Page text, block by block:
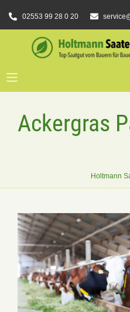
02553 99 28 0 20
Ackergras
Holtmann